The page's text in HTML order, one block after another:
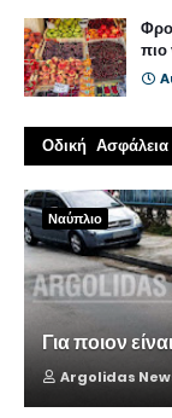
πιο
Οδική Ασφάλεια
Ναύπλιο
Για ποιον
Argolidas